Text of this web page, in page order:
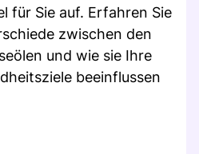
für Sie auf. Erfahren Sie
zwischen den
und wie sie Ihre
beeinflussen